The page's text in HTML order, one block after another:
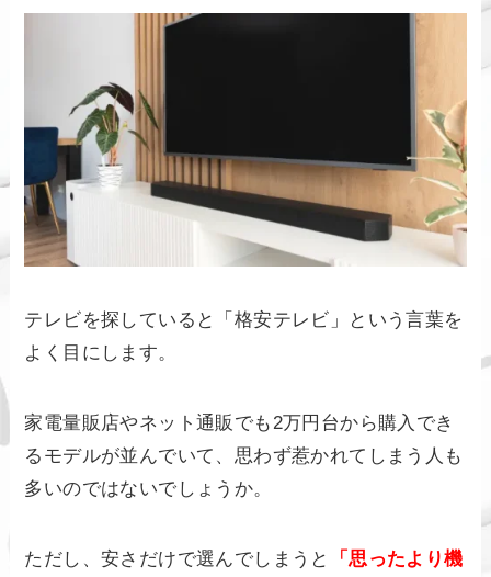
テレビを探していると「格安テレビ」という言葉を
よく目にします。
家電量販店やネット通販でも2万円台から購入でき
るモデルが並んでいて、思わず惹かれてしまう人も
多いのではないでしょうか。
ただし、安さだけで選んでしまうと
「思ったより機